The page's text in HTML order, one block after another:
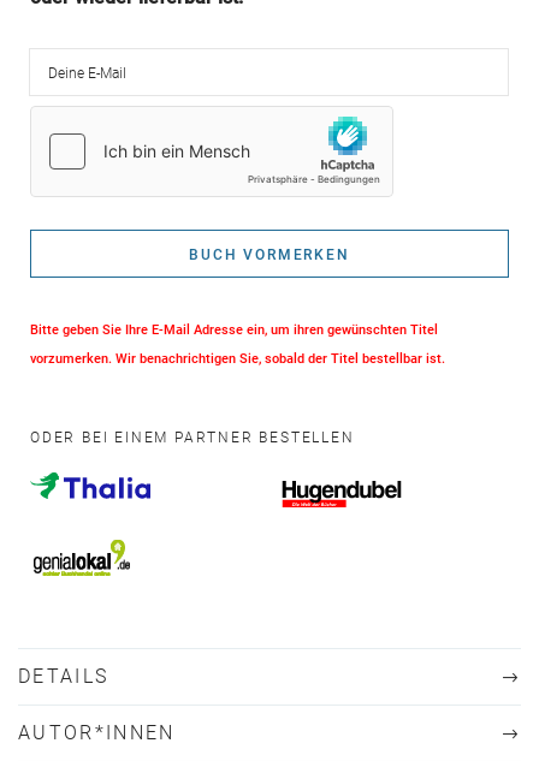
BUCH VORMERKEN
Bitte geben Sie Ihre E-Mail Adresse ein, um ihren gewünschten Titel
vorzumerken. Wir benachrichtigen Sie, sobald der Titel bestellbar ist.
ODER BEI EINEM PARTNER BESTELLEN
DETAILS
AUTOR*INNEN